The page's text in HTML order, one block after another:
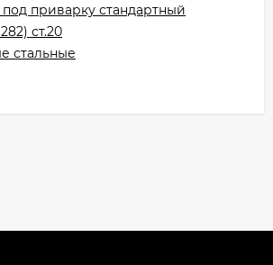
под приварку стандартный
ст.20
стальные